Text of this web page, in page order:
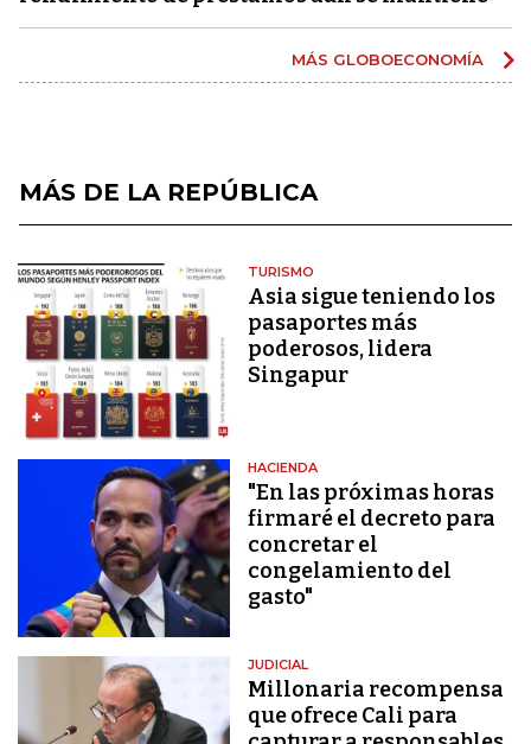
MÁS GLOBOECONOMÍA
MÁS DE LA REPÚBLICA
TURISMO
Asia sigue teniendo los
pasaportes más
poderosos, lidera
Singapur
HACIENDA
"En las próximas horas
firmaré el decreto para
concretar el
congelamiento del
gasto"
JUDICIAL
Millonaria recompensa
que ofrece Cali para